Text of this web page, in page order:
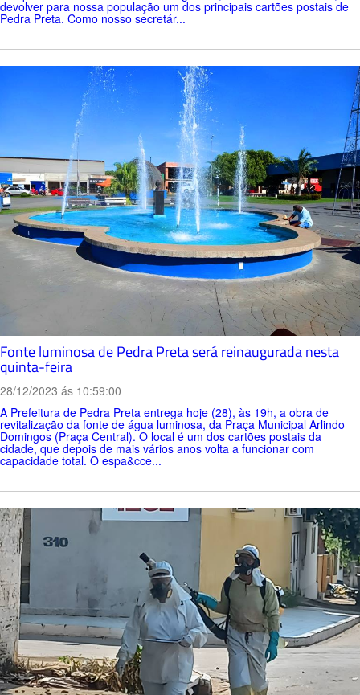
devolver para nossa população um dos principais cartões postais de
Pedra Preta. Como nosso secretár...
Fonte luminosa de Pedra Preta será reinaugurada nesta
quinta-feira
28/12/2023 ás 10:59:00
A Prefeitura de Pedra Preta entrega hoje (28), às 19h, a obra de
revitalização da fonte de água luminosa, da Praça Municipal Arlindo
Domingos (Praça Central). O local é um dos cartões postais da
cidade, que depois de mais vários anos volta a funcionar com
capacidade total. O espa&cce...